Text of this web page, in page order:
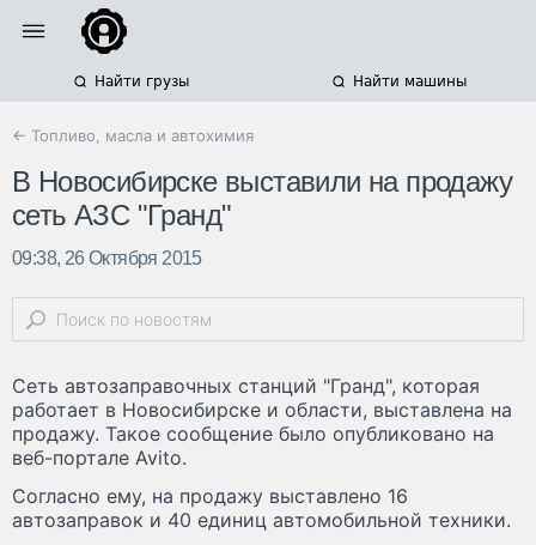
Найти грузы Найти машины
← Топливо, масла и автохимия
В Новосибирске выставили на продажу
сеть АЗС "Гранд"
09:38, 26 Октября 2015
Cеть автозаправочных станций "Гранд", которая
работает в Новосибирске и области, выставлена на
продажу. Такое сообщение было опубликовано на
веб-портале Avito.
Согласно ему, на продажу выставлено 16
автозаправок и 40 единиц автомобильной техники.